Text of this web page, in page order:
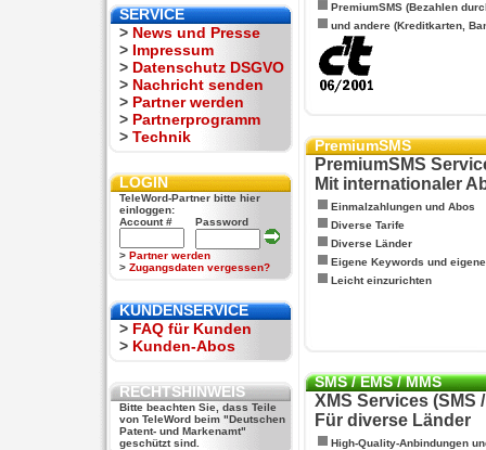
SERVICE
> News und Presse
> Impressum
> Datenschutz DSGVO
> Nachricht senden
> Partner werden
> Partnerprogramm
> Technik
LOGIN
TeleWord-Partner bitte hier
einloggen:
Account #
Password
> Partner werden
> Zugangsdaten vergessen?
KUNDENSERVICE
> FAQ für Kunden
> Kunden-Abos
RECHTSHINWEIS
Bitte beachten Sie, dass Teile
von TeleWord beim "Deutschen
Patent- und Markenamt"
geschützt sind.
PremiumSMS (Bezahlen
und andere (Kreditkarten,
PremiumSMS
PremiumSMS
Mit internationaler
Einmalzahlungen und Abos
Diverse Tarife
Diverse Länder
Eigene Keywords und
Leicht einzurichten
SMS / EMS / MMS
XMS Services (SMS
Für diverse Länder
High-Quality-Anbindungen